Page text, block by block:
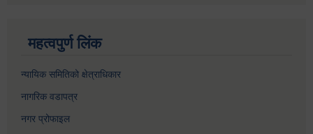
महत्वपुर्ण लिंक
न्यायिक समितिको क्षेत्राधिकार
नागरिक वडापत्र
नगर प्रोफाइल